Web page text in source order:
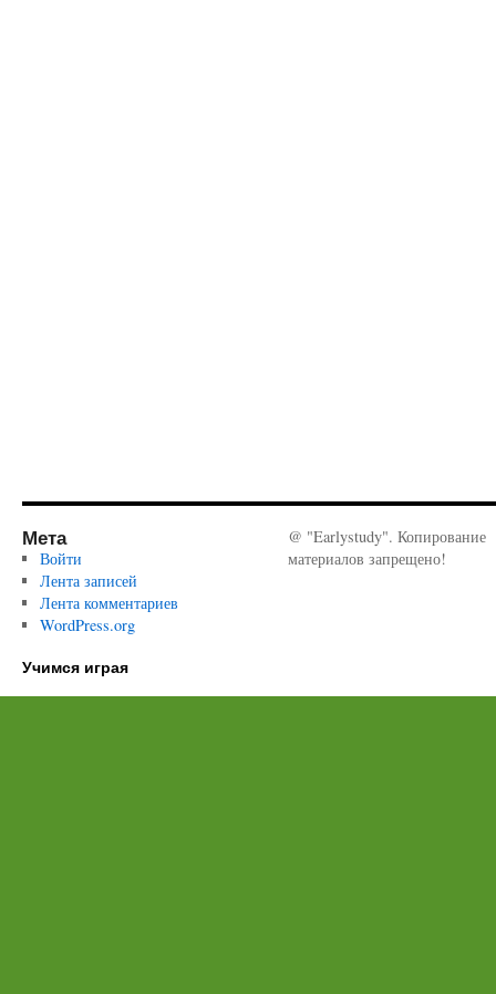
Мета
Войти
Лента записей
Лента комментариев
WordPress.org
@ "Earlystudy". Копирование
материалов запрещено!
Учимся играя